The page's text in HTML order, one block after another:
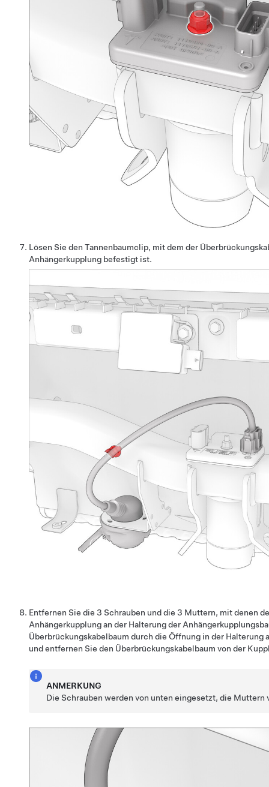
Lösen Sie den Tannenbaumclip, mit dem der
Anhängerkupplung befestigt ist.
Entfernen Sie die 3 Schrauben und die 3 Muttern, mit denen
Anhängerkupplung an der Halterung der
Überbrückungskabelbaum durch die Öffnung in der Halterung
und entfernen Sie den Überbrückungskabelbaum von der
ANMERKUNG
Die Schrauben werden von unten eingesetzt, die Muttern